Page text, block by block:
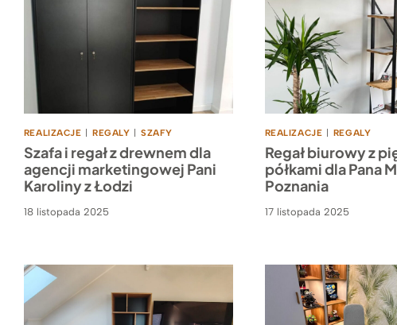
REALIZACJE | REGALY | SZAFY
Szafa i regał z drewnem dla
agencji marketingowej Pani
Karoliny z Łodzi
18 listopada 2025
REALIZACJE | REGALY
Regał biurowy z
półkami dla Pana
Poznania
17 listopada 2025